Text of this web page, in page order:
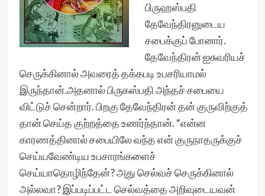
பிருஹஸ்பதி
தேவேந்திரனுடைய
சபைக்குப் போனார்.
தேவேந்திரன் ஐசுவரியச்
செருக்கினால் அவரைத் தக்கபடி உபசரியாமல்
இருந்தான்.அதனால் பிருகஸ்பதி அந்தச் சபையை
விட்டுச் சென்றார். பிறகு தேவேந்திரன் தன் குருவிற்குத்
தான் செய்த குற்றத்தை உணர்ந்தான். “என்ன
காரணத்தினால் சபையிலே வந்த என் குருநாதருக்குச்
செய்யவேண்டிய உபசாரங்களைச்
செய்யாதொழிந்தேன்? அது செல்வச் செருக்கினால்
அல்லவா? இப்படிப்பட்ட செல்வத்தை அறிவுடையவன்